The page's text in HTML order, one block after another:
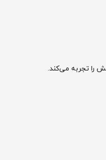
را تجربه می‌کند.